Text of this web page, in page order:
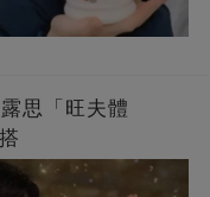
思「旺夫體